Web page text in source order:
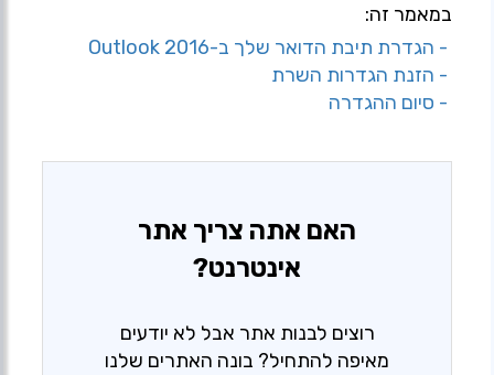
במאמר זה:
- הגדרת תיבת הדואר שלך ב-Outlook 2016
- הזנת הגדרות השרת
- סיום ההגדרה
האם אתה צריך אתר
אינטרנט?
רוצים לבנות אתר אבל לא יודעים
מאיפה להתחיל? בונה האתרים שלנו